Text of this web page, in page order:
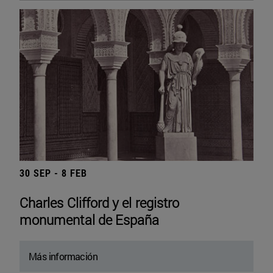
30 SEP - 8 FEB
Charles Clifford y el registro
monumental de España
Más información